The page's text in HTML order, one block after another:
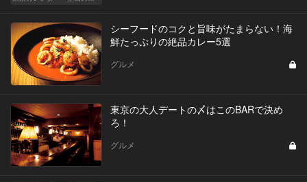
シーフードのコクと旨味がたまらない！海
鮮たっぷりの絶品カレー5選
グルメ
東京の大人デートの〆はこのBARで決め
ろ！
グルメ